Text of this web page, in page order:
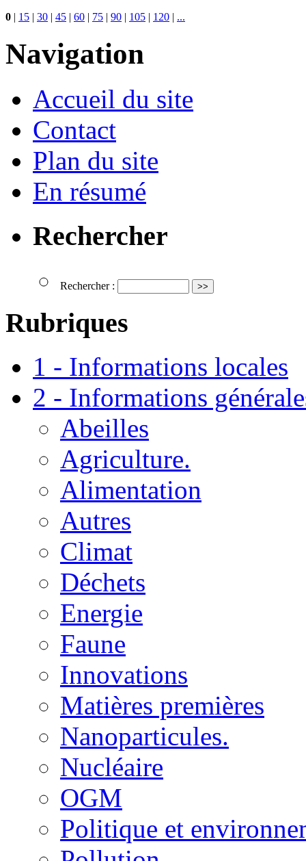
0 | 15 | 30 | 45 | 60 | 75 | 90 | 105 | 120 | ...
Navigation
Accueil du site
Contact
Plan du site
En résumé
Rechercher
Rechercher :
Rubriques
1 - Informations locales
2 - Informations
Abeilles
Agriculture.
Alimentation
Autres
Climat
Déchets
Energie
Faune
Innovations
Matières premières
Nanoparticules.
Nucléaire
OGM
Politique et